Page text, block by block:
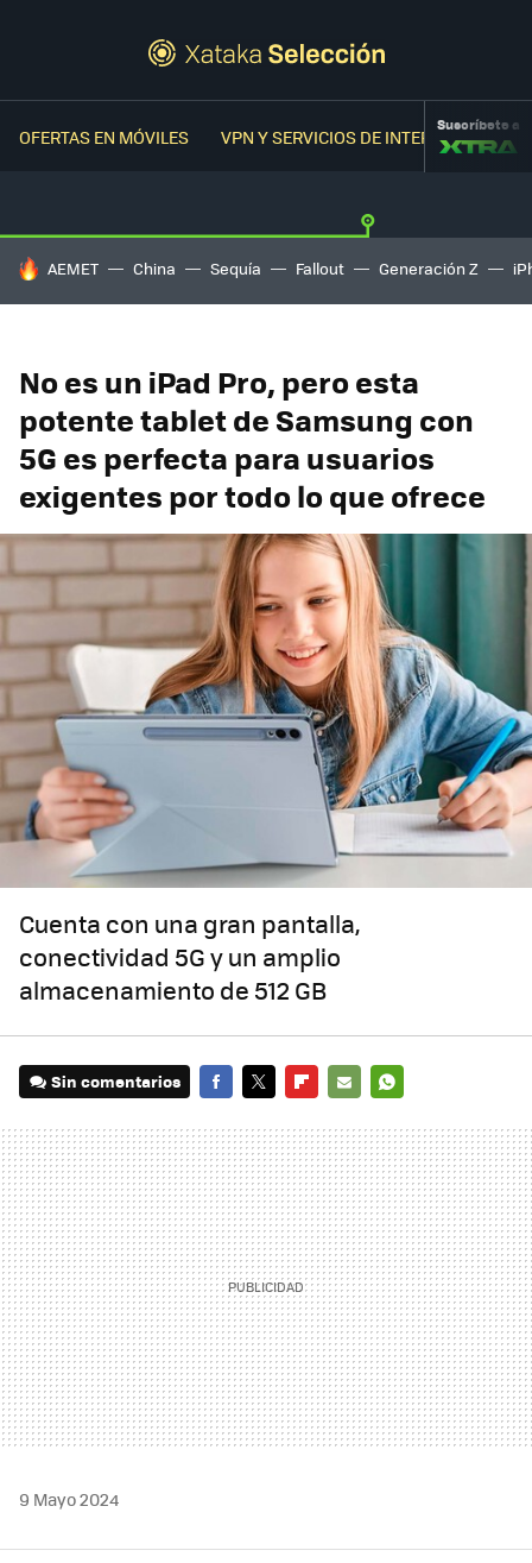
OFERTAS EN MÓVILES VPN Y SERVICIOS DE INTERNETSuscríbete a
HOY SE HABLA DE
AEMET China Sequía Fallout Generación Z
No es un iPad Pro, pero esta
potente tablet de Samsung con
5G es perfecta para usuarios
exigentes por todo lo que ofrece
Cuenta con una gran pantalla,
conectividad 5G y un amplio
almacenamiento de 512 GB
Sin comentarios
MAIL
9 Mayo 2024